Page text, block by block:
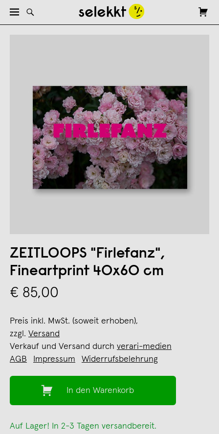
ZEITLOOPS "Firlefanz",
Fineartprint 40x60 cm
€ 85,00
Preis inkl. MwSt. (soweit erhoben),
zzgl. Versand
Verkauf und Versand durch verari-medien
AGB
Impressum Widerrufsbelehrung
In den Warenkorb
Auf Lager! In 2-3 Tagen versandbereit.